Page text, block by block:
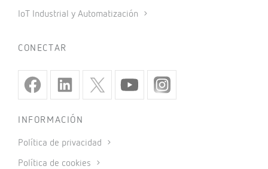
IoT Industrial y Automatización
CONECTAR
INFORMACIÓN
Política de privacidad
Política de cookies